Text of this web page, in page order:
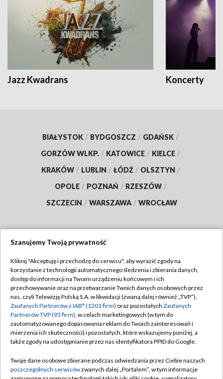
Jazz Kwadrans Koncerty
BIAŁYSTOK / BYDGOSZCZ / GDAŃSK /
GORZÓW WLKP. / KATOWICE / KIELCE /
KRAKÓW / LUBLIN / ŁÓDŹ / OLSZTYN /
OPOLE / POZNAŃ / RZESZÓW /
SZCZECIN / WARSZAWA / WROCŁAW
TVP
Abonament TVP
Emisja w TVP
Centrum informacji TVP
Naziemna Telewizja Cyfrowa
Rada Programowa
Regulamin TVP
Polityka prywatności
Moje zgody
Pomoc
Kontakt
Szanujemy Twoją prywatność
Kliknij "Akceptuję i przechodzę do serwisu", aby wyrazić zgody na
korzystanie z technologii automatycznego śledzenia i zbierania danych,
dostęp do informacji na Twoim urządzeniu końcowym i ich
przechowywanie oraz na przetwarzanie Twoich danych osobowych przez
nas, czyli Telewizję Polską S.A. w likwidacji (zwaną dalej również „TVP”),
Zaufanych Partnerów z IAB* (1201 firm) oraz pozostałych Zaufanych
Partnerów TVP (93 firm), w celach marketingowych (w tym do
zautomatyzowanego dopasowania reklam do Twoich zainteresowań i
mierzenia ich skuteczności) i pozostałych, które wskazujemy poniżej, a
także zgody na udostępnianie przez nas identyfikatora PPID do Google.
Twoje dane osobowe zbierane podczas odwiedzania przez Ciebie naszych
poszczególnych serwisówzwanych dalej „Portalem”, w tym informacje